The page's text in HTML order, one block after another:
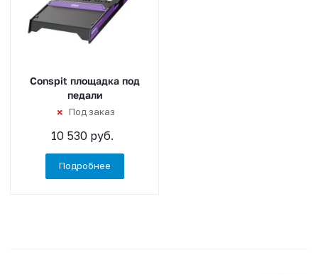
Conspit площадка под
педали
Под заказ
10 530 руб.
Подробнее